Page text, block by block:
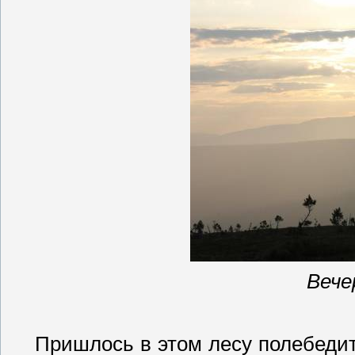
Пришлось в этом лесу